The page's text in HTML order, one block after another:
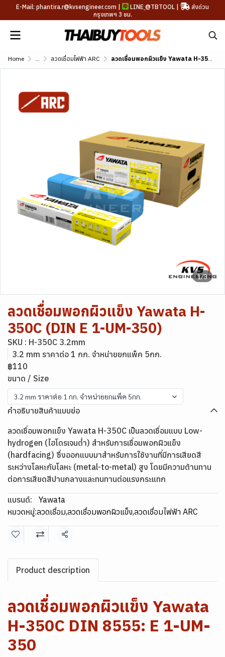
E-Mail: phantira.r@kvsengineer.com | LINE @TBTOOL |
ส่งด่วน
กรุงเทพฯ 3 ชม.
Home ... ลวดเชื่อมไฟฟ้า ARC ลวดเชื่อมพอกผิวแข็ง Yawata H-350C (DIN E 1-UM-350)
1/3
ลวดเชื่อมพอกผิวแข็ง Yawata H-
350C (DIN E 1-UM-350)
SKU : H-350C 3.2mm
3.2 mm ราคาต่อ 1 กก. จำหน่ายยกแพ็ค 5กก.
฿110
ขนาด / Size
3.2 mm ราคาต่อ 1 กก. จำหน่ายยกแพ็ค 5กก.
คำอธิบายสินค้าแบบย่อ
ลวดเชื่อมพอกแข็ง Yawata H-350C เป็นลวดเชื่อมแบบ Low-
hydrogen (ไฮโดรเจนต่ำ) สำหรับการเชื่อมพอกผิวแข็ง
(hardfacing) ซึ่งออกแบบมาสำหรับการใช้งานที่มีการเสียดสี
ระหว่างโลหะกับโลหะ (metal-to-metal) สูง โดยมีความต้านทาน
ต่อการเสียดสีปานกลางและทนทานต่อแรงกระแทก
แบรนด์:
Yawata
หมวดหมู่:ลวดเชื่อม,ลวดเชื่อมพอกผิวแข็ง,ลวดเชื่อมไฟฟ้า ARC
แชร์
Product description
ลวดเชื่อมพอกผิวแข็ง Yawata
H-350C DIN 8555: E 1-UM-
350